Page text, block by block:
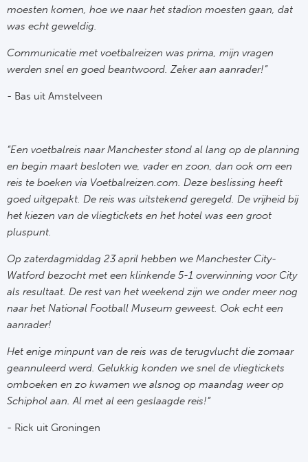
moesten komen, hoe we naar het stadion moesten gaan, dat
was echt geweldig.
Communicatie met voetbalreizen was prima, mijn vragen
werden snel en goed beantwoord. Zeker aan aanrader!”
- Bas uit Amstelveen
“Een voetbalreis naar Manchester stond al lang op de planning
en begin maart besloten we, vader en zoon, dan ook om een
reis te boeken via Voetbalreizen.com. Deze beslissing heeft
goed uitgepakt. De reis was uitstekend geregeld. De vrijheid bij
het kiezen van de vliegtickets en het hotel was een groot
pluspunt.
Op zaterdagmiddag 23 april hebben we Manchester City-
Watford bezocht met een klinkende 5-1 overwinning voor City
als resultaat. De rest van het weekend zijn we onder meer nog
naar het National Football Museum geweest. Ook echt een
aanrader!
Het enige minpunt van de reis was de terugvlucht die zomaar
geannuleerd werd. Gelukkig konden we snel de vliegtickets
omboeken en zo kwamen we alsnog op maandag weer op
Schiphol aan. Al met al een geslaagde reis!”
- Rick uit Groningen